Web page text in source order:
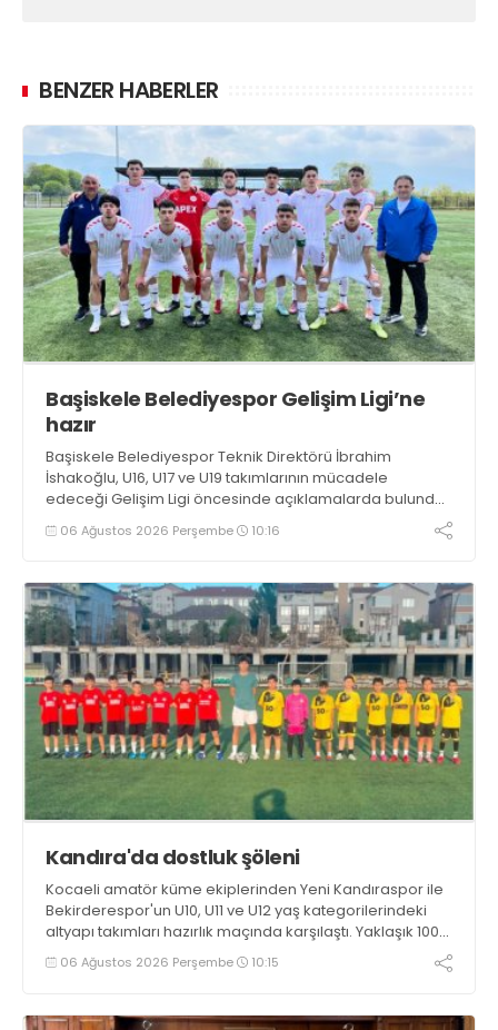
BENZER HABERLER
Başiskele Belediyespor Gelişim Ligi’ne
hazır
Başiskele Belediyespor Teknik Direktörü İbrahim
İshakoğlu, U16, U17 ve U19 takımlarının mücadele
edeceği Gelişim Ligi öncesinde açıklamalarda bulundu.
Genç oyuncuların gelişimine dikkat çeken İshakoğlu,
hedeflerinin sadece sonuç almak değil, Türk futboluna
06 Ağustos 2026 Perşembe 10:16
Kandıra'da dostluk şöleni
Kocaeli amatör küme ekiplerinden Yeni Kandıraspor ile
Bekirderespor'un U10, U11 ve U12 yaş kategorilerindeki
altyapı takımları hazırlık maçında karşılaştı. Yaklaşık 100
genç futbolcunun ter döktüğü maçların ardından
sporculara Kandıra'nın yöresel lezzeti mancarlı pide ve
06 Ağustos 2026 Perşembe 10:15